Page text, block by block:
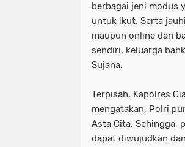
berbagai jeni modus
untuk ikut. Serta
maupun online dan
sendiri, keluarga
Sujana.
Terpisah, Kapolres
mengatakan, Polri
Asta Cita. Sehingga,
dapat diwujudkan